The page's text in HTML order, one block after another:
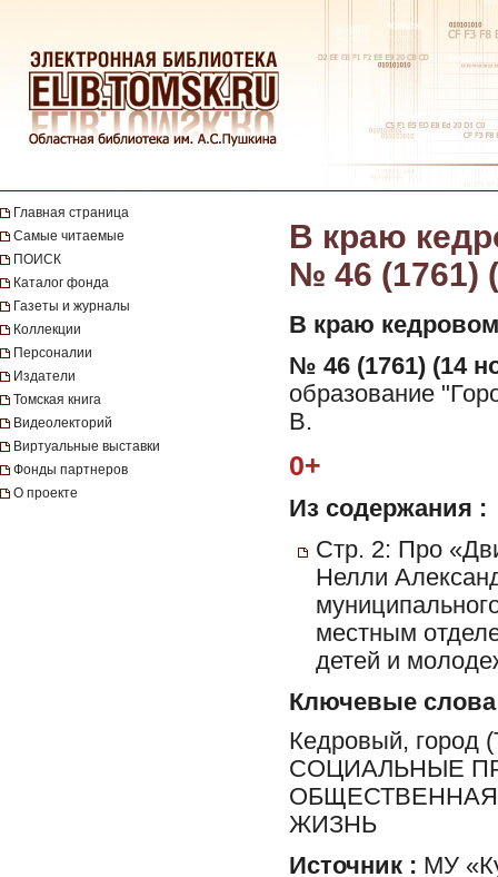
Главная страница
Самые читаемые
ПОИСК
Каталог фонда
Газеты и журналы
Коллекции
Персоналии
Издатели
Томская книга
Видеолекторий
Виртуальные выставки
Фонды партнеров
О проекте
В краю
№ 46 (1761)
В краю
№ 46 (1761) (14
образование
В.
0+
Из содержания :
Стр. 2: Про
Нелли
местным
детей и
Ключевые слова
Кедровый,
СОЦИАЛЬНЫЕ
ЖИЗНЬ
Источник : МУ